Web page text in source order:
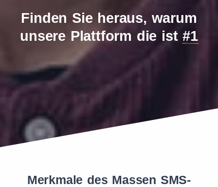
Finden Sie heraus, warum
unsere Plattform die ist#1
Merkmale des Massen SMS-